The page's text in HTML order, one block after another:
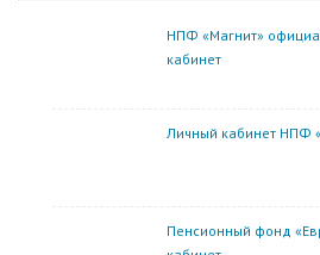
НПФ «Магнит»
кабинет
Личный кабинет НПФ
Пенсионный фонд